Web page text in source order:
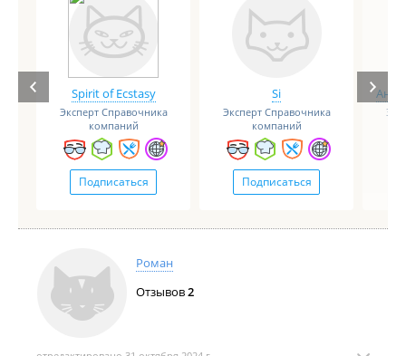
Spirit of Ecstasy
Эксперт Справочника
компаний
Подписаться
Si
Эксперт Справочника
компаний
Подписаться
Роман
Отзывов2